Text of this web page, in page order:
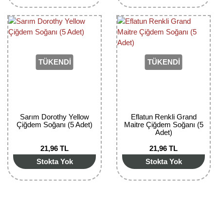
TÜKENDİ
Sarım Dorothy Yellow
Çiğdem Soğanı (5 Adet)
21,96 TL
Stokta Yok
TÜKENDİ
Eflatun Renkli Grand
Maitre Çiğdem Soğanı (5
Adet)
21,96 TL
Stokta Yok
Bektaşi Üzümü Fidanı
Böğürtlen Fidanı
Dut Fidanı
Erik Fidanı
Fidan Anaçları ve Aşı Kalemleri
Fındık Fidanı
Nostaljik Güller
Peyzaj Gülleri
Sarmaşık(Çardak) Gül Fidanları
Ters Lale Soğanı
Yılbaşı Gülü Çiçeği